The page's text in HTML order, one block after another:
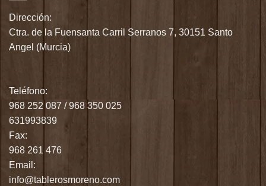
Dirección:
Ctra. de la Fuensanta Carril Serranos 7, 30151 Santo
Angel (Murcia)
Teléfono:
968 252 087 /968 350 025
631993839
Fax:
968 261 476
Email:
info@tablerosmoreno.com